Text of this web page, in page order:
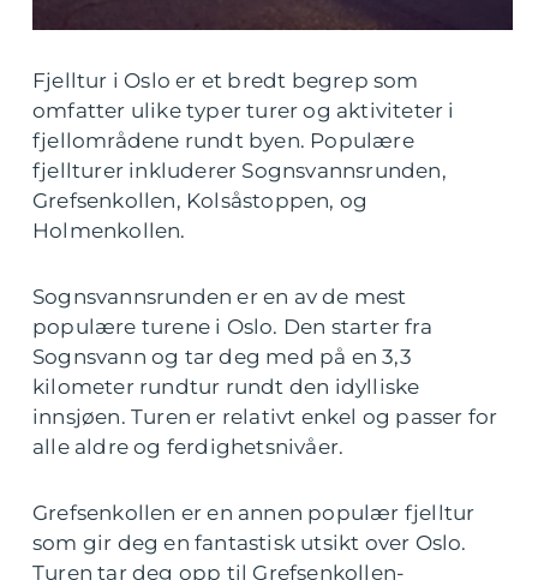
Fjelltur i Oslo er et bredt begrep som
omfatter ulike typer turer og aktiviteter i
fjellområdene rundt byen. Populære
fjellturer inkluderer Sognsvannsrunden,
Grefsenkollen, Kolsåstoppen, og
Holmenkollen.
Sognsvannsrunden er en av de mest
populære turene i Oslo. Den starter fra
Sognsvann og tar deg med på en 3,3
kilometer rundtur rundt den idylliske
innsjøen. Turen er relativt enkel og passer for
alle aldre og ferdighetsnivåer.
Grefsenkollen er en annen populær fjelltur
som gir deg en fantastisk utsikt over Oslo.
Turen tar deg opp til Grefsenkollen-